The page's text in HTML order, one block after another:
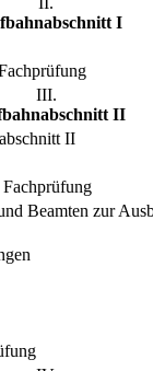
I
III.
II
II
Beamten zur